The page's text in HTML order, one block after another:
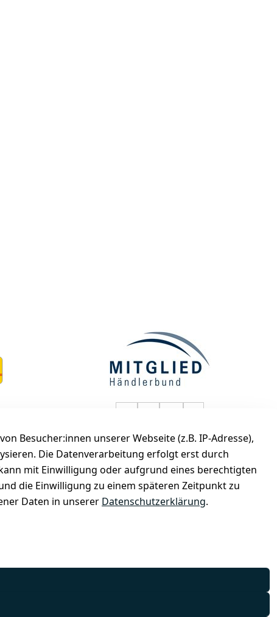
Besucher:innen unserer Webseite (z.B. IP-Adresse),
Die Datenverarbeitung erfolgt erst durch
mit Einwilligung oder aufgrund eines berechtigten
die Einwilligung zu einem späteren Zeitpunkt zu
Daten in unserer Datenschutzerklärung.